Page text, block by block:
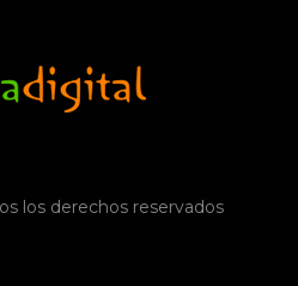
los derechos reservados